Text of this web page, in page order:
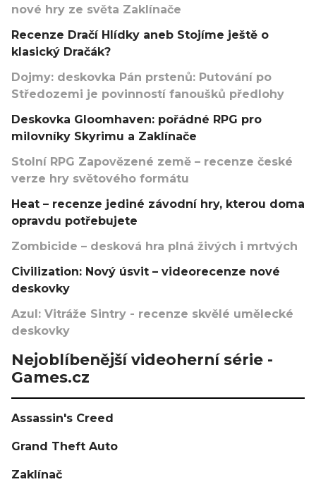
nové hry ze světa Zaklínače
Recenze Dračí Hlídky aneb Stojíme ještě o
klasický Dračák?
Dojmy: deskovka Pán prstenů: Putování po
Středozemi je povinností fanoušků předlohy
Deskovka Gloomhaven: pořádné RPG pro
milovníky Skyrimu a Zaklínače
Stolní RPG Zapovězené země – recenze české
verze hry světového formátu
Heat – recenze jediné závodní hry, kterou doma
opravdu potřebujete
Zombicide – desková hra plná živých i mrtvých
Civilization: Nový úsvit – videorecenze nové
deskovky
Azul: Vitráže Sintry - recenze skvělé umělecké
deskovky
Nejoblíbenější videoherní série -
Games.cz
Assassin's Creed
Grand Theft Auto
Zaklínač